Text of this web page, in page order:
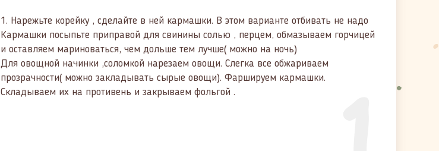
1. Нарежьте корейку , сделайте в ней кармашки. В этом варианте отбивать не надо
Кармашки посыпьте приправой для свинины солью , перцем, обмазываем горчицей
и оставляем мариноваться, чем дольше тем лучше( можно на ночь)
Для овощной начинки ,соломкой нарезаем овощи. Слегка все обжариваем
прозрачности( можно закладывать сырые овощи). Фаршируем кармашки.
Складываем их на противень и закрываем фольгой .